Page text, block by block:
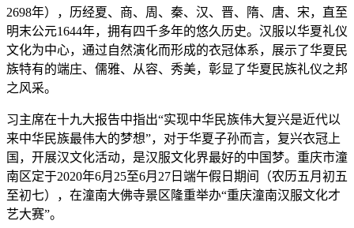
2698年），历经夏、商、周、秦、汉、晋、隋、唐、宋，直至
明末公元1644年，拥有四千多年的悠久历史。汉服以华夏礼仪
文化为中心，通过自然演化而形成的衣冠体系，展示了华夏民
族特有的端庄、儒雅、从容、秀美，彰显了华夏民族礼仪之邦
之风采。
习主席在十九大报告中指出“实现中华民族伟大复兴是近代以
来中华民族最伟大的梦想”，对于华夏子孙而言，复兴衣冠上
国，开展汉文化活动，是汉服文化界最好的中国梦。重庆市潼
南区定于2020年6月25至6月27日端午假日期间（农历五月初五
至初七），在潼南大佛寺景区隆重举办“重庆潼南汉服文化才
艺大赛”。